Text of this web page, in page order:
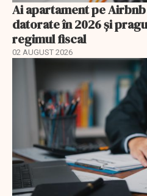
Ai apartament pe
datorate în 2026 și
regimul fiscal
02 AUGUST 2026